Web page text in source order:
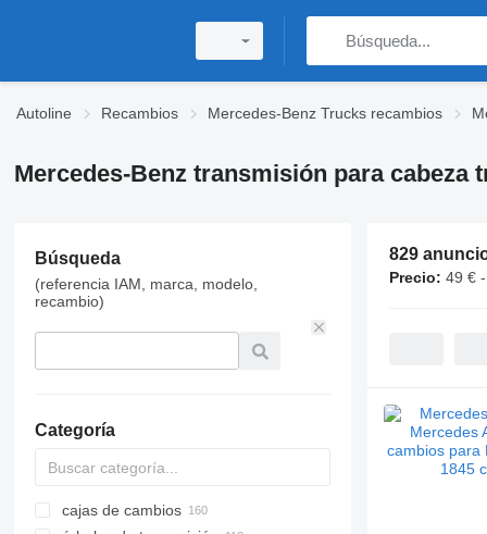
Autoline Recambios Mercedes-Benz Trucks recambios
Mercedes-Benz transmisión para cabeza
Búsqueda
(referencia IAM, marca, modelo,
recambio)
Categoría
cajas de cambios
829
Precio: 49 €